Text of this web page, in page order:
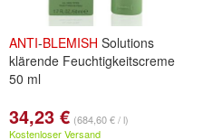
ANTI-BLEMISH Solutions
klärende Feuchtigkeitscreme
50 ml
34,23 € (684,60 € / l)
Kostenloser Versand